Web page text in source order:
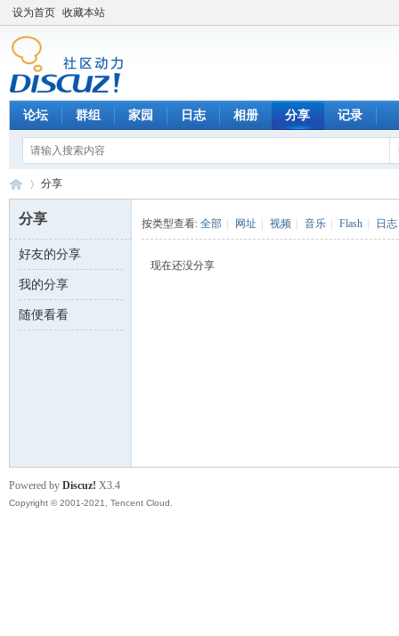
设为首页 收藏本站
论坛 群组 家园 日志 相册 分享 记录
数 ›
分享
分享
好友的分享
我的分享
随便看看
按类型查看: 全部 网址 视频 音乐 Flash 日志
现在还没分享
Powered by Discuz! X3.4
Copyright © 2001-2021, Tencent Cloud.